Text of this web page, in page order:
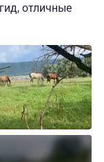
отличные